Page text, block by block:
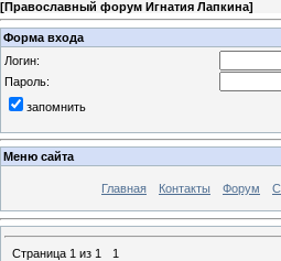
[Православный форум Игнатия Лапкина]
Форма входа
Логин:
Пароль:
запомнить
Меню сайта
Главная Контакты Форум
Страница 1 из 1
1